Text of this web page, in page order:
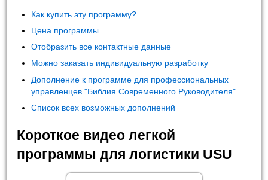
Как купить эту программу?
Цена программы
Отобразить все контактные данные
Можно заказать индивидуальную разработку
Дополнение к программе для профессиональных
управленцев "Библия Современного Руководителя"
Список всех возможных дополнений
Короткое видео легкой
программы для логистики USU